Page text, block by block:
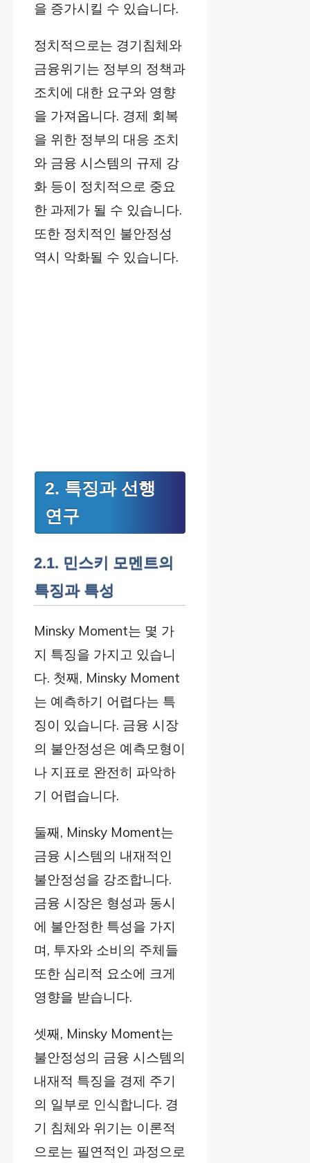
을 증가시킬 수 있습니다.
정치적으로는 경기침체와
금융위기는 정부의 정책과
조치에 대한 요구와 영향
을 가져옵니다. 경제 회복
을 위한 정부의 대응 조치
와 금융 시스템의 규제 강
화 등이 정치적으로 중요
한 과제가 될 수 있습니다.
또한 정치적인 불안정성
역시 악화될 수 있습니다.
2. 특징과 선행
연구
2.1. 민스키 모멘트의
특징과 특성
Minsky Moment는 몇 가
지 특징을 가지고 있습니
다. 첫째, Minsky Moment
는 예측하기 어렵다는 특
징이 있습니다. 금융 시장
의 불안정성은 예측모형이
나 지표로 완전히 파악하
기 어렵습니다.
둘째, Minsky Moment는
금융 시스템의 내재적인
불안정성을 강조합니다.
금융 시장은 형성과 동시
에 불안정한 특성을 가지
며, 투자와 소비의 주체들
또한 심리적 요소에 크게
영향을 받습니다.
셋째, Minsky Moment는
불안정성의 금융 시스템의
내재적 특징을 경제 주기
의 일부로 인식합니다. 경
기 침체와 위기는 이론적
으로는 필연적인 과정으로